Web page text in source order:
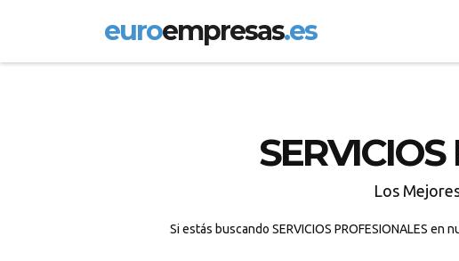
euroempresas.es
Los
Si estás buscando SERVICIOS PROFESIONALES